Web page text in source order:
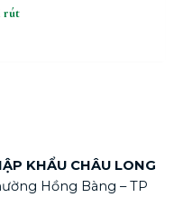
rút
KHẨU CHÂU LONG
Hồng Bàng – TP